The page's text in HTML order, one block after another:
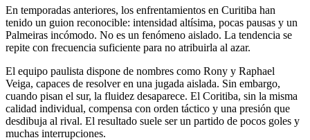
En temporadas anteriores, los enfrentamientos en Curitiba han
tenido un guion reconocible: intensidad altísima, pocas pausas y un
Palmeiras incómodo. No es un fenómeno aislado. La tendencia se
repite con frecuencia suficiente para no atribuirla al azar.
El equipo paulista dispone de nombres como Rony y Raphael
Veiga, capaces de resolver en una jugada aislada. Sin embargo,
cuando pisan el sur, la fluidez desaparece. El Coritiba, sin la misma
calidad individual, compensa con orden táctico y una presión que
desdibuja al rival. El resultado suele ser un partido de pocos goles y
muchas interrupciones.